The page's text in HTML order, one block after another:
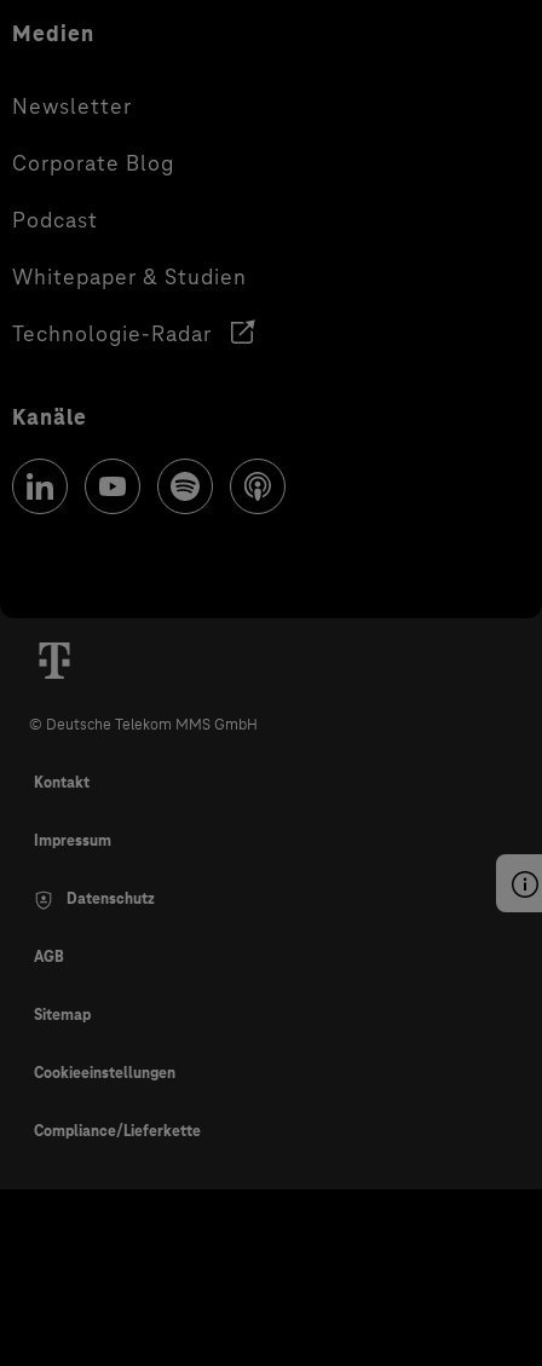
Medien
Newsletter
Corporate Blog
Podcast
Whitepaper & Studien
Technologie-Radar
Kanäle
© Deutsche Telekom MMS GmbH
Kontakt
Impressum
Datenschutz
AGB
Sitemap
Cookieeinstellungen
Compliance/Lieferkette